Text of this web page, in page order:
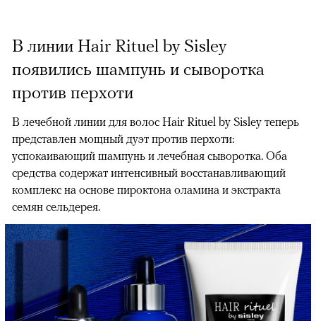
В линии Hair Rituel by Sisley
появились шампунь и сыворотка
против перхоти
В лечебной линии для волос Hair Rituel by Sisley теперь
представлен мощный дуэт против перхоти:
успокаивающий шампунь и лечебная сыворотка. Оба
средства содержат интенсивный восстанавливающий
комплекс на основе пироктона оламина и экстракта
семян сельдерея.